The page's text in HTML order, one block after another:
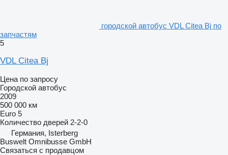
городской автобус VDL Citea Bj по
запчастям
5
VDL Citea Bj
Цена по запросу
Городской автобус
2009
500 000 км
Euro 5
Количество дверей 2-2-0
Германия, Isterberg
Buswelt Omnibusse GmbH
Связаться с продавцом